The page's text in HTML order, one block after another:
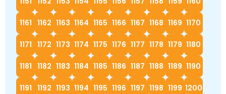
1161 1162 1163 1164 1165 1166 1167 1168 1169 1170
1171 1172 1173 1174 1175 1176 1177 1178 1179 1180
1181 1182 1183 1184 1185 1186 1187 1188 1189 1190
1191 1192 1193 1194 1195 1196 1197 1198 1199 1200